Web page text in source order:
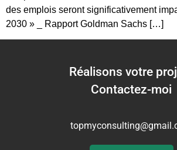
des emplois seront significativement
2030 » _ Rapport Goldman Sachs […]
Réalisons votre
Contactez-moi